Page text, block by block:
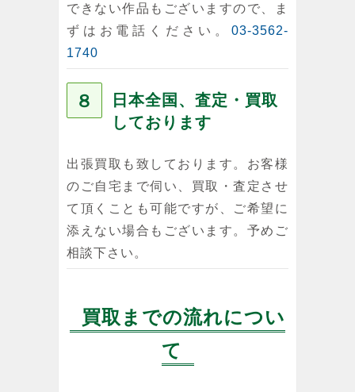
できない作品もございますので、ま
ずはお電話ください。 03-3562-
1740
８
日本全国、査定・買取
しております
出張買取も致しております。お客様
のご自宅まで伺い、買取・査定させ
て頂くことも可能ですが、ご希望に
添えない場合もございます。予めご
相談下さい。
買取までの流れについ
て